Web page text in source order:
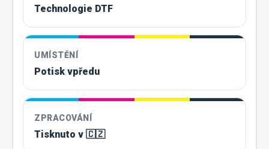
Technologie DTF
UMÍSTĚNÍ
Potisk vpředu
ZPRACOVÁNÍ
Tisknuto v 🇨🇿